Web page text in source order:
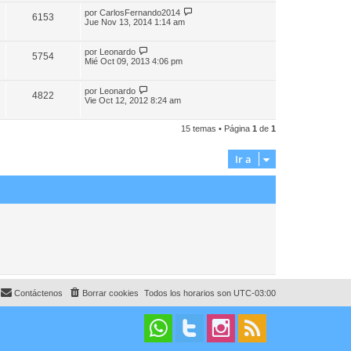
6153 por CarlosFernando2014
Jue Nov 13, 2014 1:14 am
5754 por Leonardo
Mié Oct 09, 2013 4:06 pm
4822 por Leonardo
Vie Oct 12, 2012 8:24 am
15 temas • Página 1 de 1
Ir a
Todos los horarios son UTC-03:00
Borrar cookies
Contáctenos